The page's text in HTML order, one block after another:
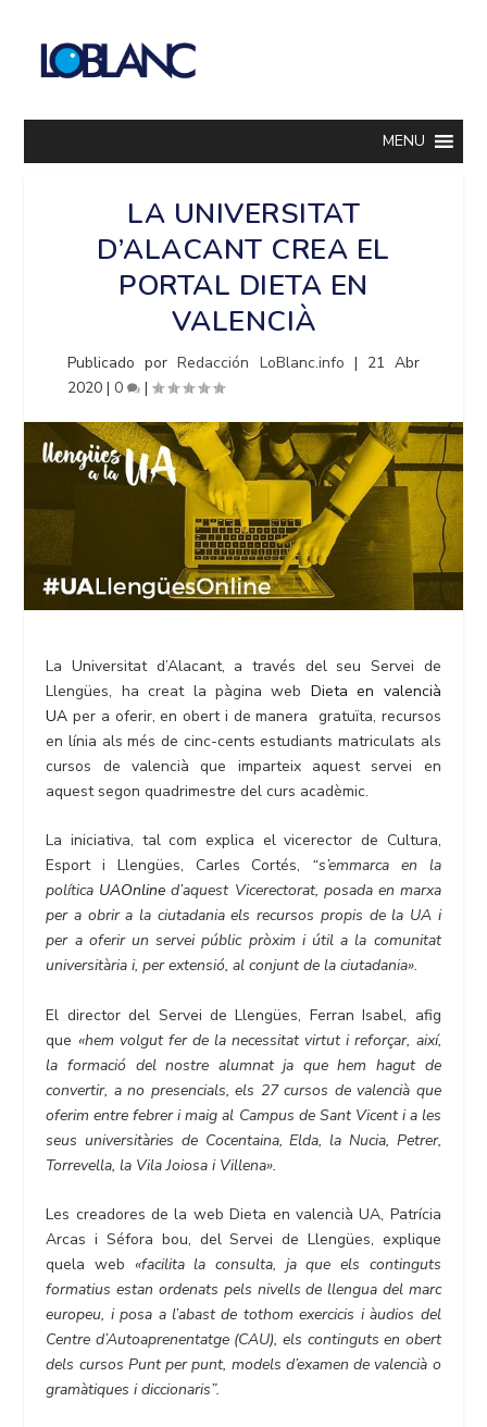
MENU
LA UNIVERSITAT
D’ALACANT CREA EL
PORTAL DIETA EN
VALENCIÀ
Publicado porRedacción LoBlanc.info | 21 Abr
2020 |0 |
La Universitat d’Alacant, a través del seu Servei de
Llengües, ha creat la pàgina web Dieta en valencià
UA per a oferir, en obert i de manera gratuïta, recursos
en línia als més de cinc-cents estudiants matriculats als
cursos de valencià que imparteix aquest servei en
aquest segon quadrimestre del curs acadèmic.
La iniciativa, tal com explica el vicerector de Cultura,
Esport i Llengües, Carles Cortés, “s’emmarca en la
política UAOnline d’aquest Vicerectorat, posada en marxa
per a obrir a la ciutadania els recursos propis de la UA i
per a oferir un servei públic pròxim i útil a la comunitat
universitària i, per extensió, al conjunt de la ciutadania».
El director del Servei de Llengües, Ferran Isabel, afig
que «hem volgut fer de la necessitat virtut i reforçar, així,
la formació del nostre alumnat ja que hem hagut de
convertir, a no presencials, els 27 cursos de valencià que
oferim entre febrer i maig al Campus de Sant Vicent i a les
seus universitàries de Cocentaina, Elda, la Nucia, Petrer,
Torrevella, la Vila Joiosa i Villena».
Les creadores de la web Dieta en valencià UA, Patrícia
Arcas i Séfora bou, del Servei de Llengües, explique
quela web «facilita la consulta, ja que els continguts
formatius estan ordenats pels nivells de llengua del marc
europeu, i posa a l’abast de tothom exercicis i àudios del
Centre d’Autoaprenentatge (CAU), els continguts en obert
dels cursos Punt per punt, models d’examen de valencià o
gramàtiques i diccionaris”.